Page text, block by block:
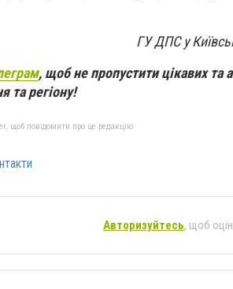
ГУ ДПС у
, щоб не пропустити цікавих та
та регіону!
щоб повідомити про це редакцію
Авторизуйтесь, щоб